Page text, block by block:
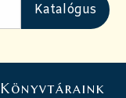
Könyvtáraink